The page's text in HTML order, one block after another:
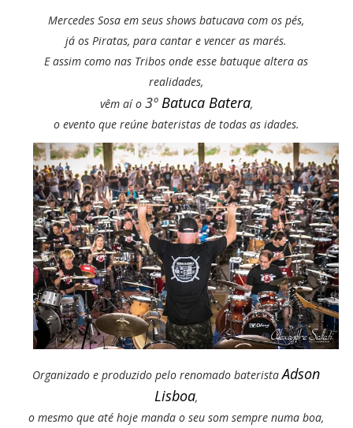
Mercedes Sosa em seus shows batucava com os pés,
já os Piratas, para cantar e vencer as marés.
E assim como nas Tribos onde esse batuque altera as
realidades,
vêm aí o 3ºBatuca Batera,
o evento que reúne bateristas de todas as idades.
Organizado e produzido pelo renomado bateristaAdson
Lisboa,
o mesmo que até hoje manda o seu som sempre numa boa,